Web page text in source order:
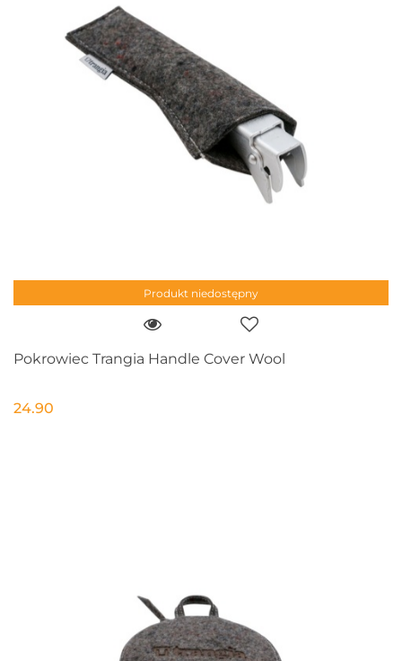
Produkt niedostępny
Pokrowiec Trangia Handle Cover Wool
24.90